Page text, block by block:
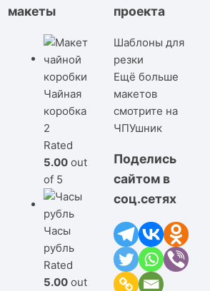
макеты
Чайная
коробка
2
Rated
5.00 out
of 5
Часы
рубль
Rated
5.00 out
проекта
Шаблоны для
резки
Ещё больше
макетов
смотрите на
ЧПУшник
Поделись
сайтом в
соц.сетях